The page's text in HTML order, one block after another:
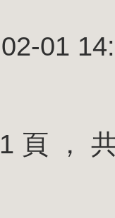
01
1 頁